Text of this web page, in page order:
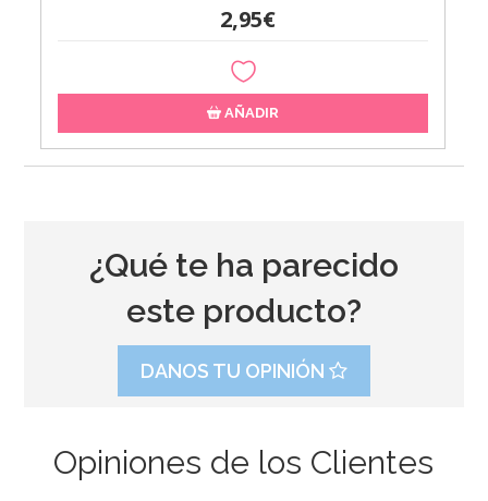
2,95€
AÑADIR
¿Qué te ha parecido
este producto?
DANOS TU OPINIÓN
Opiniones de los Clientes